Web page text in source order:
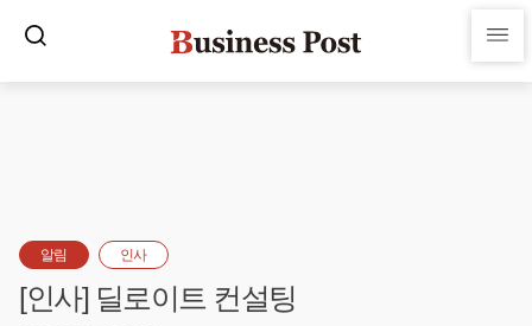
알림 인사
[인사] 딜로이트 컨설팅